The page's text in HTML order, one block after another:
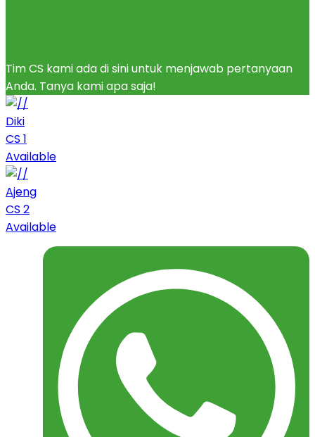
Tim CS kami ada di sini untuk menjawab pertanyaan
Anda. Tanya kami apa saja!
Diki
CS 1
Available
Ajeng
CS 2
Available